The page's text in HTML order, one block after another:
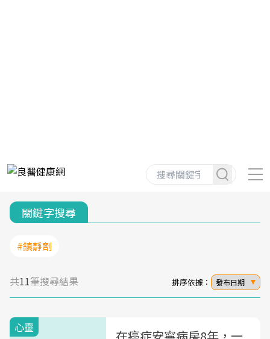
關鍵字搜尋
#鎮靜劑
共11筆搜尋結果 排序依據： 發布日期
心靈